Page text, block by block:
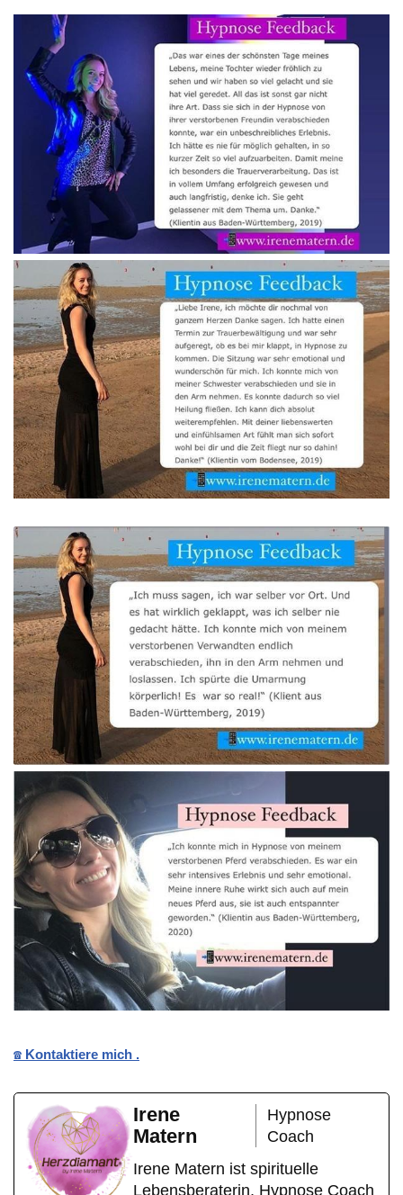
☎️ Kontaktiere mich .
Irene
Matern
Hypnose
Coach
Irene Matern ist spirituelle
Lebensberaterin, Hypnose Coach